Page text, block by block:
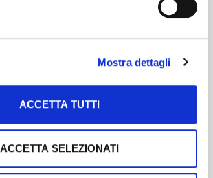
Mostra dettagli
ACCETTA TUTTI
ACCETTA SELEZIONATI